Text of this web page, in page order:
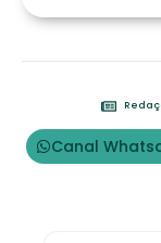
Canal